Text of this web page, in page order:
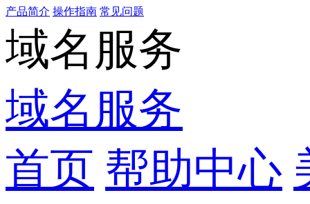
产品简介 操作指南 常见问题
域名服务
域名服务
首页 帮助中心